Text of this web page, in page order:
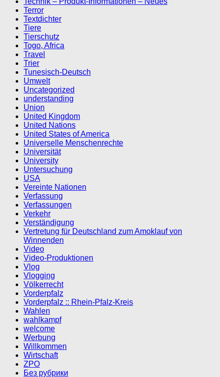
Terror
Textdichter
Tiere
Tierschutz
Togo, Africa
Travel
Trier
Tunesisch-Deutsch
Umwelt
Uncategorized
understanding
Union
United Kingdom
United Nations
United States of America
Universelle Menschenrechte
Universität
University
Untersuchung
USA
Vereinte Nationen
Verfassung
Verfassungen
Verkehr
Verständigung
Vertretung für Deutschland zum Amoklauf von
Winnenden
Video
Video-Produktionen
Vlog
Vlogging
Völkerrecht
Vorderpfalz
Vorderpfalz :: Rhein-Pfalz-Kreis
Wahlen
wahlkampf
welcome
Werbung
Willkommen
Wirtschaft
ZPO
Без рубрики